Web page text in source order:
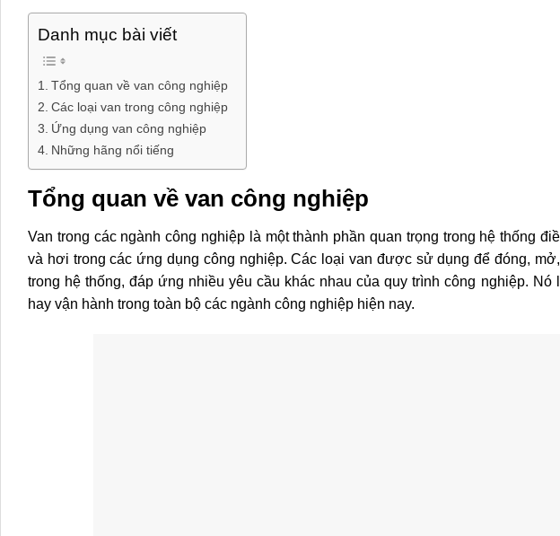
Danh mục bài viết
Tổng quan về van công nghiệp
Các loại van trong công nghiệp
Ứng dụng van công nghiệp
Những hãng nổi tiếng
Tổng quan về van công nghiệp
Van trong các ngành công nghiệp là một thành phần quan trọng trong hệ thống
và hơi trong các ứng dụng công nghiệp. Các loại van được sử dụng để đóng,
trong hệ thống, đáp ứng nhiều yêu cầu khác nhau của quy trình công nghiệp.
hay vận hành trong toàn bộ các ngành công nghiệp hiện nay.